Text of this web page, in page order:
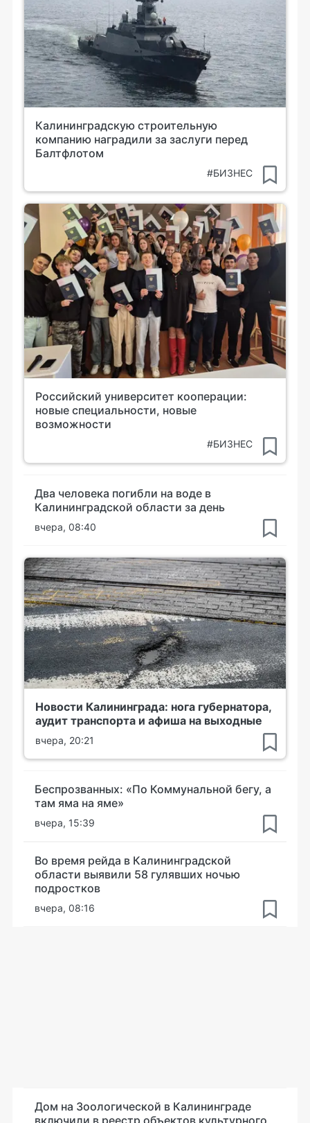
Калининградскую строительную
компанию наградили за заслуги перед
Балтфлотом
#БИЗНЕС
Российский университет кооперации:
новые специальности, новые
возможности
#БИЗНЕС
Два человека погибли на воде в
Калининградской области за день
вчера, 08:40
Новости Калининграда: нога губернатора,
аудит транспорта и афиша на выходные
вчера, 20:21
Беспрозванных: «По Коммунальной бегу, а
там яма на яме»
вчера, 15:39
Во время рейда в Калининградской
области выявили 58 гулявших ночью
подростков
вчера, 08:16
Дом на Зоологической в Калининграде
включили в реестр объектов культурного